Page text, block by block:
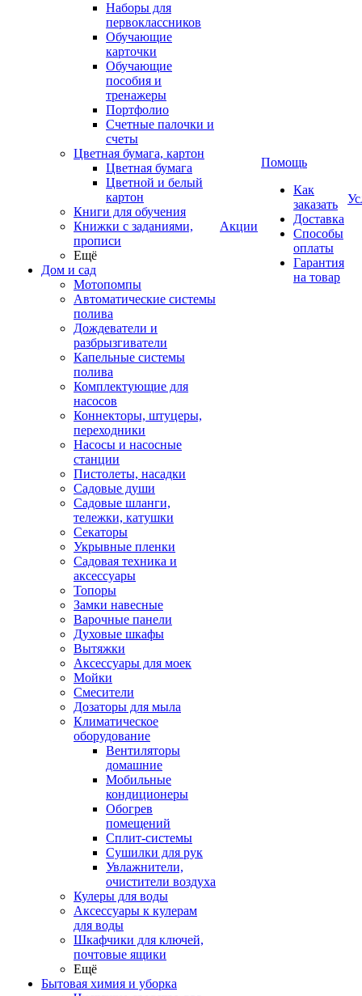
Наборы для
первоклассников
Обучающие
карточки
Обучающие
пособия и
тренажеры
Портфолио
Счетные палочки и
счеты
Цветная бумага, картон
Цветная бумага
Цветной и белый
картон
Книги для обучения
Книжки с заданиями,
прописи
Ещё
Дом и сад
Мотопомпы
Автоматические системы
полива
Дождеватели и
разбрызгиватели
Капельные системы
полива
Комплектующие для
насосов
Коннекторы, штуцеры,
переходники
Насосы и насосные
станции
Пистолеты, насадки
Садовые души
Садовые шланги,
тележки, катушки
Секаторы
Укрывные пленки
Садовая техника и
аксессуары
Топоры
Замки навесные
Варочные панели
Духовые шкафы
Вытяжки
Аксессуары для моек
Мойки
Смесители
Дозаторы для мыла
Климатическое
оборудование
Вентиляторы
домашние
Мобильные
кондиционеры
Обогрев
помещений
Сплит-системы
Сушилки для рук
Увлажнители,
очистители воздуха
Кулеры для воды
Аксессуары к кулерам
для воды
Шкафчики для ключей,
почтовые ящики
Ещё
Бытовая химия и уборка
Акции
Помощь
Как
заказать
Доставка
Способы
оплаты
Гарантия
на товар